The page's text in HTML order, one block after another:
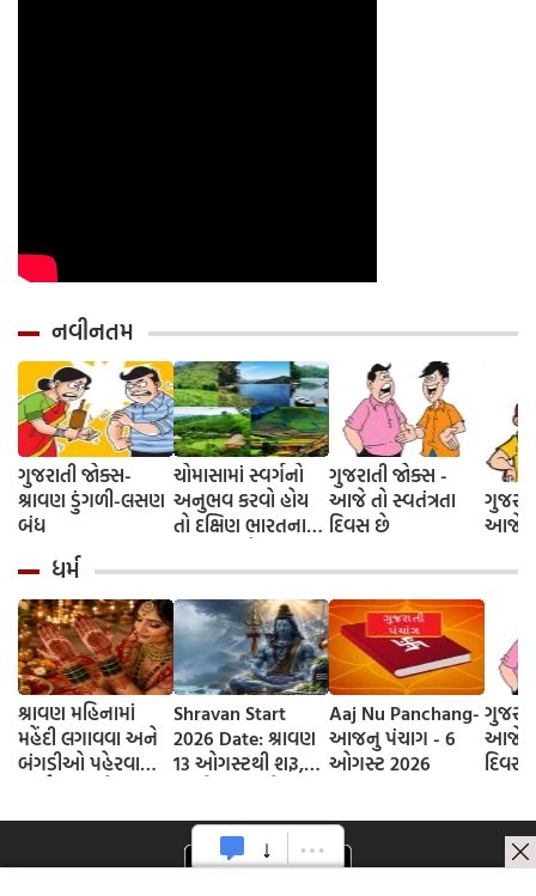
નવીનતમ
ગુજરાતી જોક્સ-
શ્રાવણ ડુંગળી-લસણ
બંધ
ચોમાસામાં સ્વર્ગનો
અનુભવ કરવો હોય
તો દક્ષિણ ભારતના
મુલાકાત લો
ગુજરાતી જોક્સ -
આજે તો સ્વતંત્રતા
દિવસ છે
આજે
ધર્મ
શ્રાવણ મહિનામાં
મહેંદી લગાવવા અને
બંગડીઓ પહેરવાના
Shravan Start
2026 Date: શ્રાવણ
13 ઓગસ્ટથી શરૂ,
શ્રાવણના કેટલા
સોમવાર રહેશે
Aaj Nu Panchang-
આજનુ પંચાગ - 6
ઓગસ્ટ 2026
આજે
દિવસ